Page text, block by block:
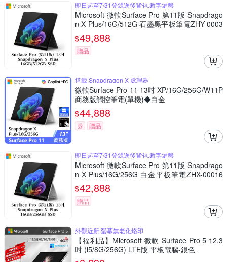
即日起至7/31登錄送後背包,數字鍵盤
Microsoft 微軟Surface Pro 第11版 Snapdrago
n X Plus/16G/512G 石墨黑平板筆電ZHY-0003
4(不含鍵盤、筆)
$49,888
贈品
搭載 Snapdragon X 處理器
微軟Surface Pro 11 13吋 XP/16G/256G/W11P
商務版觸控筆電(單機)◆白金
$44,888
券 贈品
即日起至7/31登錄送後背包,數字鍵盤
Microsoft 微軟Surface Pro 第11版 Snapdrago
n X Plus/16G/256G 白金平板筆電ZHX-00016
(不含鍵盤、筆)
$42,888
贈品
外觀近新 螢幕無老化烙印
【福利品】Microsoft 微軟 Surface Pro 5 12.3
吋 (i5/8G/256G) LTE版 平板電腦-銀色